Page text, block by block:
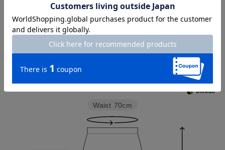
チャット相談をする 店頭在庫を見る
Check the recommended size
Waist 70cm